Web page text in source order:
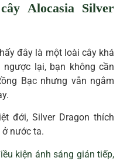
Alocasia Silver
đây là một loài cây khá
ngược lại, bạn không cần
Bạc nhưng vẫn ngắm
đới, Silver Dragon thích
nước ta.
kiện ánh sáng gián tiếp,